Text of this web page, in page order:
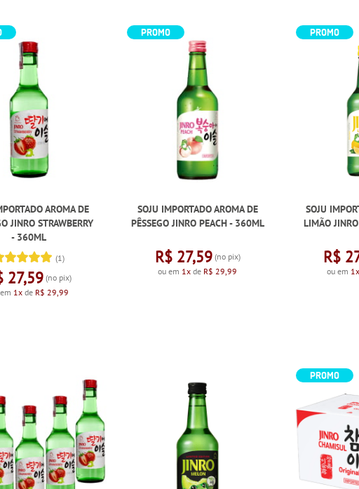
AROMA DE
JINRO STRAWBERRY
- 360ML
(1)
27,59 (no pix)
1xde R$ 29,99
PROMO
SOJU IMPORTADO AROMA DE
PÊSSEGO JINRO PEACH - 360ML
R$ 27,59(no pix)
ou em 1x de R$ 29,99
PROMO
SOJU
LIMÃO
R$
ou em 1x
PROMO